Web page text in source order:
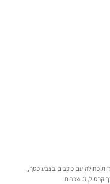
כחולה עם כוכבים בצבע כסף,
3 שכבות